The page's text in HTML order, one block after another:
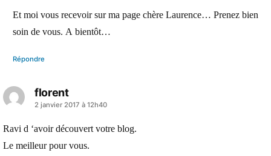
Et moi vous recevoir sur ma page chère Laurence… Prenez bien
soin de vous. A bientôt…
Répondre
florent
a
2 janvier 2017 à 12h40
Ravi d ‘avoir découvert votre blog.
Le meilleur pour vous.